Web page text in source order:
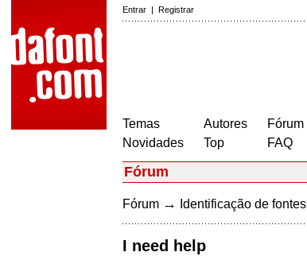
Entrar | Registrar
Temas
Novidades
Autores
Top
Fórum
FAQ
Fórum
Fórum → Identificação de fontes
I need help